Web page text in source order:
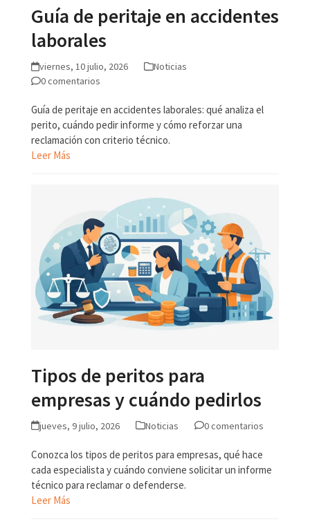
Guía de peritaje en accidentes
laborales
viernes, 10 julio, 2026
Noticias
0 comentarios
Guía de peritaje en accidentes laborales: qué analiza el
perito, cuándo pedir informe y cómo reforzar una
reclamación con criterio técnico.
Leer Más
Tipos de peritos para
empresas y cuándo pedirlos
jueves, 9 julio, 2026 Noticias 0 comentarios
Conozca los tipos de peritos para empresas, qué hace
cada especialista y cuándo conviene solicitar un informe
técnico para reclamar o defenderse.
Leer Más